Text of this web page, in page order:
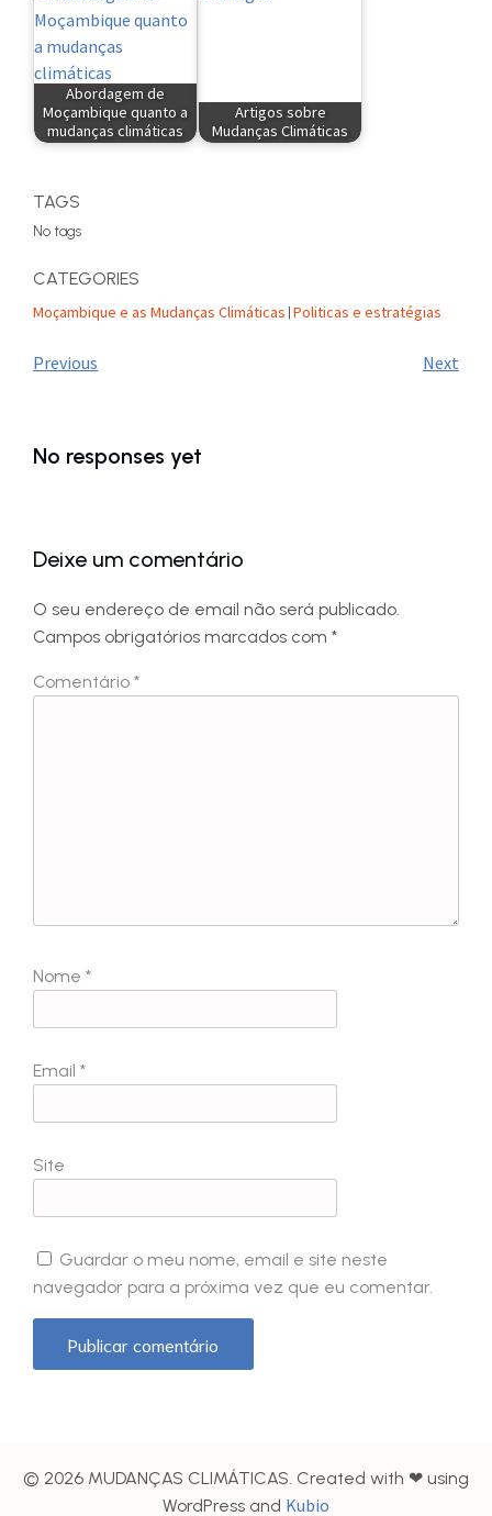
Abordagem de
Moçambique quanto a
mudanças climáticas
Artigos sobre
Mudanças Climáticas
TAGS
No tags
CATEGORIES
Moçambique e as Mudanças Climáticas |Politicas e estratégias
Previous Next
No responses yet
Deixe um comentário
O seu endereço de email não será publicado.
Campos obrigatórios marcados com *
Comentário *
Nome *
Email *
Site
Guardar o meu nome, email e site neste
navegador para a próxima vez que eu comentar.
© 2026 MUDANÇAS CLIMÁTICAS. Created with ❤ using
WordPress and Kubio